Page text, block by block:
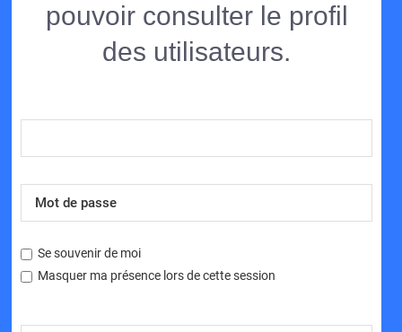
pouvoir consulter le profil
des utilisateurs.
Se souvenir de moi
Masquer ma présence lors de cette session